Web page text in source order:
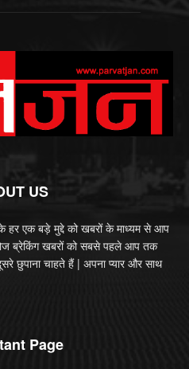
US
हर एक बड़े मुद्दे को खबरों के माध्यम से आप
ब्रेकिंग खबरों को सबसे पहले आप तक
छुपाना चाहते हैं | अपना प्यार और साथ
Page